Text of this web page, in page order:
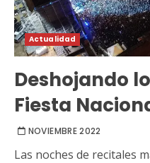
Actualidad
Deshojando
Fiesta
NOVIEMBRE 2022
Las noches de recitales